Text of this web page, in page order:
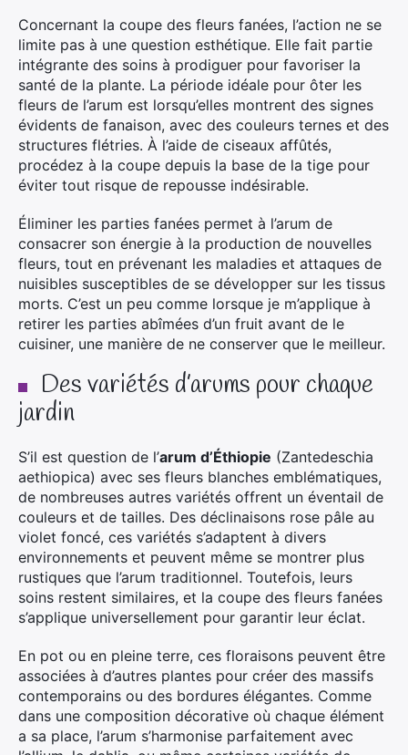
Concernant la coupe des fleurs fanées, l’action ne se
limite pas à une question esthétique. Elle fait partie
intégrante des soins à prodiguer pour favoriser la
santé de la plante. La période idéale pour ôter les
fleurs de l’arum est lorsqu’elles montrent des signes
évidents de fanaison, avec des couleurs ternes et des
structures flétries. À l’aide de ciseaux affûtés,
procédez à la coupe depuis la base de la tige pour
éviter tout risque de repousse indésirable.
Éliminer les parties fanées permet à l’arum de
consacrer son énergie à la production de nouvelles
fleurs, tout en prévenant les maladies et attaques de
nuisibles susceptibles de se développer sur les tissus
morts. C’est un peu comme lorsque je m’applique à
retirer les parties abîmées d’un fruit avant de le
cuisiner, une manière de ne conserver que le meilleur.
Des variétés d’arums pour chaque
jardin
S’il est question de l’arum d’Éthiopie (Zantedeschia
aethiopica) avec ses fleurs blanches emblématiques,
de nombreuses autres variétés offrent un éventail de
couleurs et de tailles. Des déclinaisons rose pâle au
violet foncé, ces variétés s’adaptent à divers
environnements et peuvent même se montrer plus
rustiques que l’arum traditionnel. Toutefois, leurs
soins restent similaires, et la coupe des fleurs fanées
s’applique universellement pour garantir leur éclat.
En pot ou en pleine terre, ces floraisons peuvent être
associées à d’autres plantes pour créer des massifs
contemporains ou des bordures élégantes. Comme
dans une composition décorative où chaque élément
a sa place, l’arum s’harmonise parfaitement avec